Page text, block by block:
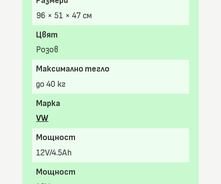
96 × 51 × 47 см
Цвят
Розов
Максимално тегло
до 40 кг
Марка
VW
Мощност
12V/4.5Ah
Мощност